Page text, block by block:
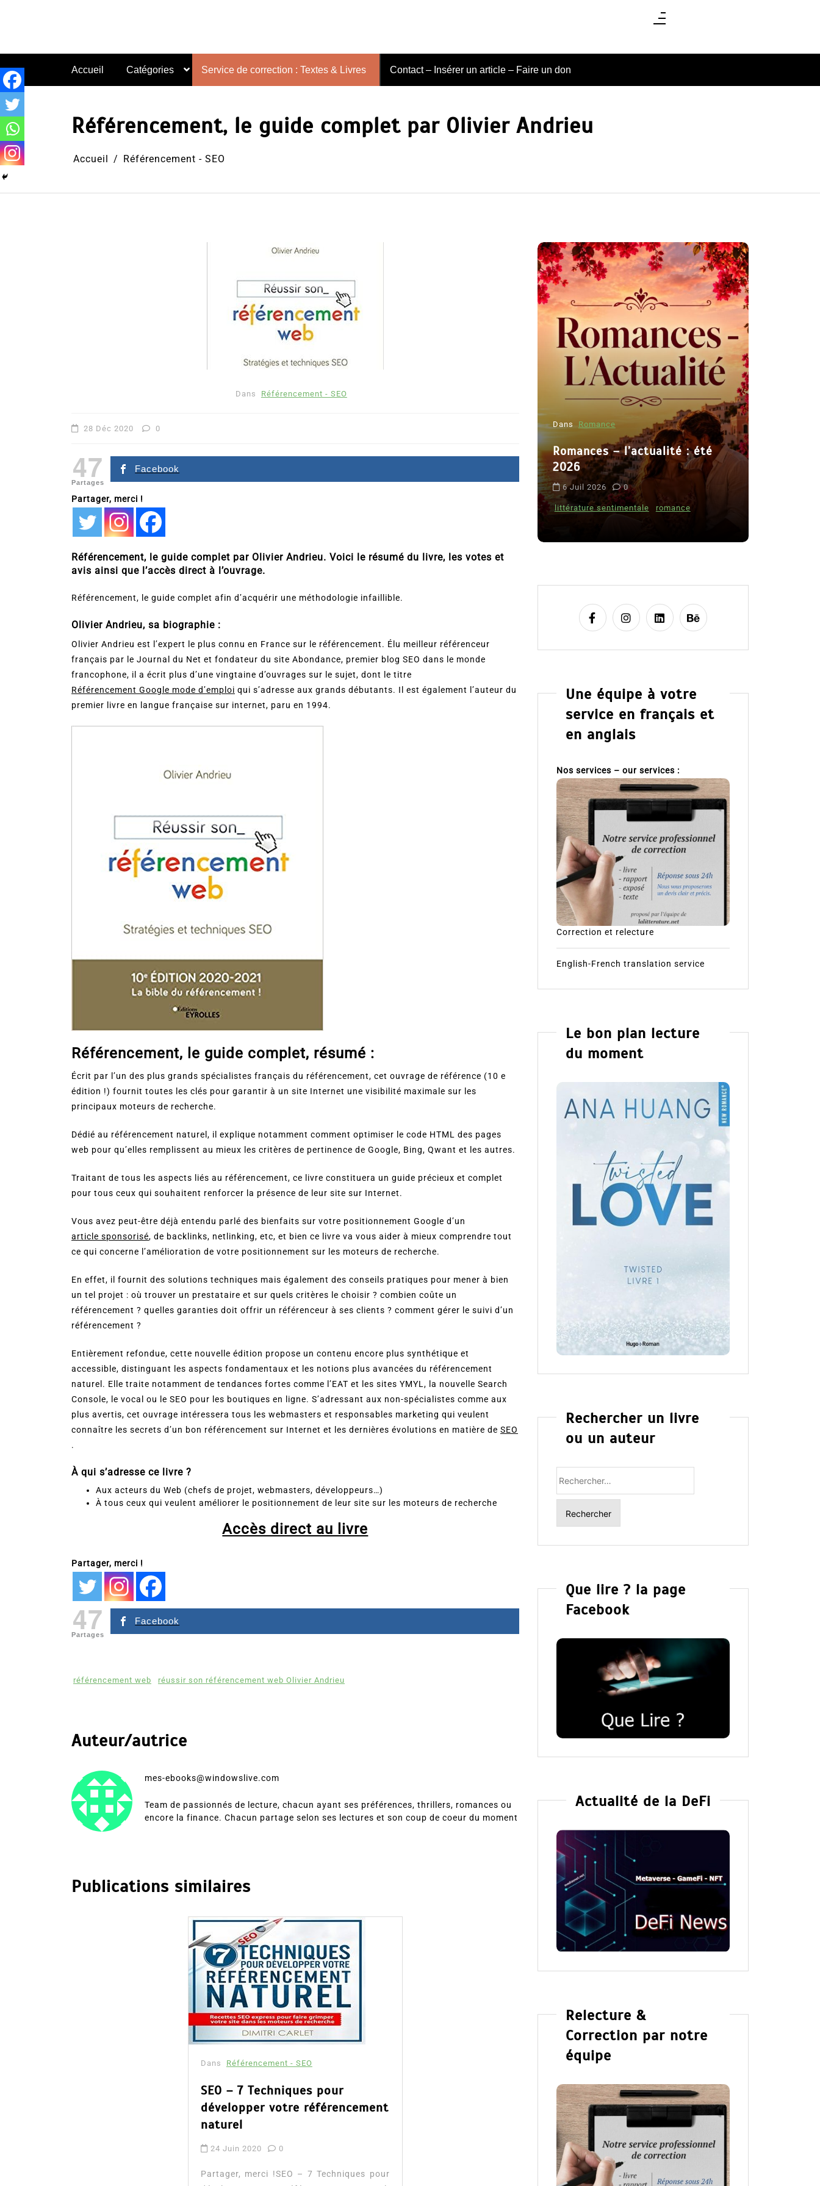
Accueil Catégories Service de correction : Textes & Livres Contact – Insérer un article – Faire un don
Référencement, le guide complet par Olivier Andrieu
Accueil Référencement - SEO
Dans Référencement - SEO
28 Déc 2020 0
47
Partages
Facebook
Partager, merci !
Référencement, le guide complet par Olivier Andrieu. Voici le résumé du livre, les votes et
avis ainsi que l’accès direct à l’ouvrage.
Référencement, le guide complet afin d’acquérir une méthodologie infaillible.
Olivier Andrieu, sa biographie :
Olivier Andrieu est l’expert le plus connu en France sur le référencement. Élu meilleur référenceur
français par le Journal du Net et fondateur du site Abondance, premier blog SEO dans le monde
francophone, il a écrit plus d’une vingtaine d’ouvrages sur le sujet, dont le titre
Référencement Google mode d’emploi qui s’adresse aux grands débutants. Il est également l’auteur du
premier livre en langue française sur internet, paru en 1994.
Référencement, le guide complet, résumé :
Écrit par l’un des plus grands spécialistes français du référencement, cet ouvrage de référence (10 e
édition !) fournit toutes les clés pour garantir à un site Internet une visibilité maximale sur les
principaux moteurs de recherche.
Dédié au référencement naturel, il explique notamment comment optimiser le code HTML des pages
web pour qu’elles remplissent au mieux les critères de pertinence de Google, Bing, Qwant et les autres.
Traitant de tous les aspects liés au référencement, ce livre constituera un guide précieux et complet
pour tous ceux qui souhaitent renforcer la présence de leur site sur Internet.
Vous avez peut-être déjà entendu parlé des bienfaits sur votre positionnement Google d’un
article sponsorisé, de backlinks, netlinking, etc, et bien ce livre va vous aider à mieux comprendre tout
ce qui concerne l’amélioration de votre positionnement sur les moteurs de recherche.
En effet, il fournit des solutions techniques mais également des conseils pratiques pour mener à bien
un tel projet : où trouver un prestataire et sur quels critères le choisir ? combien coûte un
référencement ? quelles garanties doit offrir un référenceur à ses clients ? comment gérer le suivi d’un
référencement ?
Entièrement refondue, cette nouvelle édition propose un contenu encore plus synthétique et
accessible, distinguant les aspects fondamentaux et les notions plus avancées du référencement
naturel. Elle traite notamment de tendances fortes comme l’EAT et les sites YMYL, la nouvelle Search
Console, le vocal ou le SEO pour les boutiques en ligne. S’adressant aux non-spécialistes comme aux
plus avertis, cet ouvrage intéressera tous les webmasters et responsables marketing qui veulent
connaître les secrets d’un bon référencement sur Internet et les dernières évolutions en matière de SEO
.
À qui s’adresse ce livre ?
Aux acteurs du Web (chefs de projet, webmasters, développeurs…)
À tous ceux qui veulent améliorer le positionnement de leur site sur les moteurs de recherche
Accès direct au livre
Partager, merci !
47
Partages
Facebook
référencement web réussir son référencement web Olivier Andrieu
Auteur/autrice
mes-ebooks@windowslive.com
Team de passionnés de lecture, chacun ayant ses préférences, thrillers, romances ou
encore la finance. Chacun partage selon ses lectures et son coup de coeur du moment
Publications similaires
Dans Référencement - SEO
SEO – 7 Techniques pour
développer votre référencement
naturel
24 Juin 2020 0
Partager, merci !SEO – 7 Techniques pour
Dans Romance
2026
littérature sentimentale
Dans Thriller
Le coupable n’est pas Camille
Dans Romance
Romances – l’actualité : été
2026
6 Juil 2026 0
littérature sentimentale romance
Une équipe à votre
service en français et
en anglais
Nos services – our services :
Correction et relecture
English-French translation service
Le bon plan lecture
du moment
Rechercher un livre
ou un auteur
Que lire ? la page
Facebook
Actualité de la DeFi
Relecture &
Correction par notre
équipe